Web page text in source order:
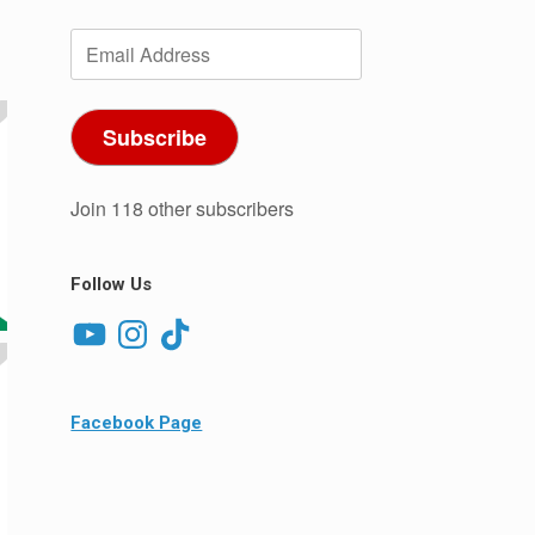
Address
Subscribe
Join 118 other subscribers
Follow Us
YouTubeInstagram
TikTok
Facebook Page